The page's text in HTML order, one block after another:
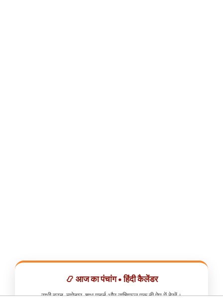
📿 आज का पंचांग • हिंदी कैलेंडर
सभी व्रत, त्योहार, शुभ मुहूर्त और राशिफल एक ही ऐप में देखें।